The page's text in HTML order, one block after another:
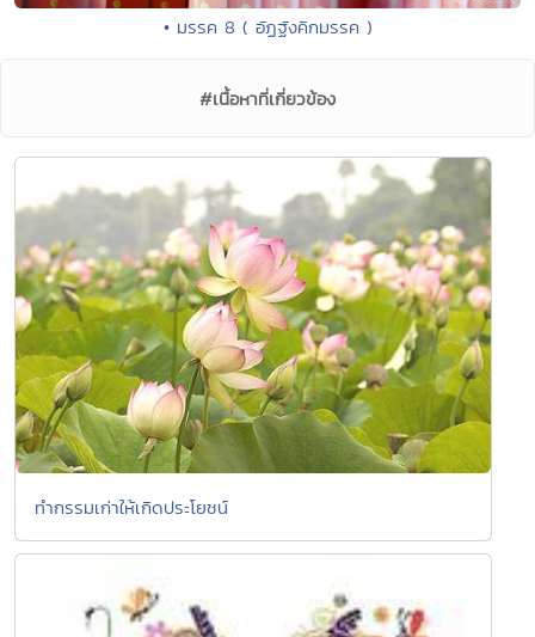
• มรรค 8 ( อัฏฐังคิกมรรค )
#เนื้อหาที่เกี่ยวข้อง
ทำกรรมเก่าให้เกิดประโยชน์